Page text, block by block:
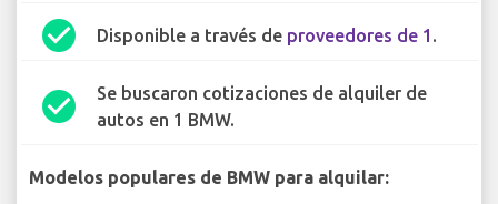
check_circle Disponible a través de proveedores de 1 .
check_circle
Se buscaron cotizaciones de alquiler de
autos en 1 BMW.
Modelos populares de BMW para alquilar: